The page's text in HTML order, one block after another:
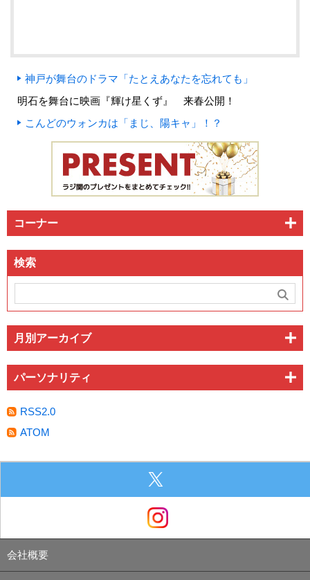
神戸が舞台のドラマ「たとえあなたを忘れても」
明石を舞台に映画『輝け星くず』 来春公開！
こんどのウォンカは「まじ、陽キャ」！？
コーナー
検索
月別アーカイブ
パーソナリティ
RSS2.0
ATOM
会社概要